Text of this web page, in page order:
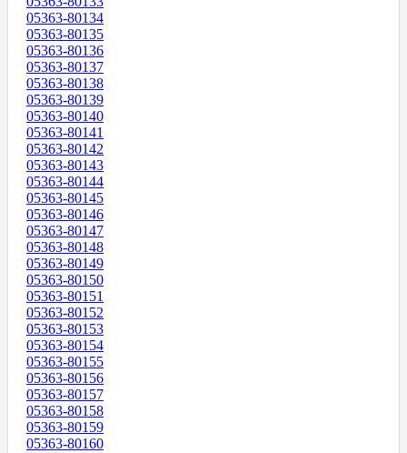
05363-80134
05363-80135
05363-80136
05363-80137
05363-80138
05363-80139
05363-80140
05363-80141
05363-80142
05363-80143
05363-80144
05363-80145
05363-80146
05363-80147
05363-80148
05363-80149
05363-80150
05363-80151
05363-80152
05363-80153
05363-80154
05363-80155
05363-80156
05363-80157
05363-80158
05363-80159
05363-80160